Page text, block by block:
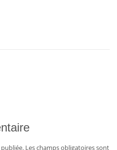
Les champs obligatoires sont